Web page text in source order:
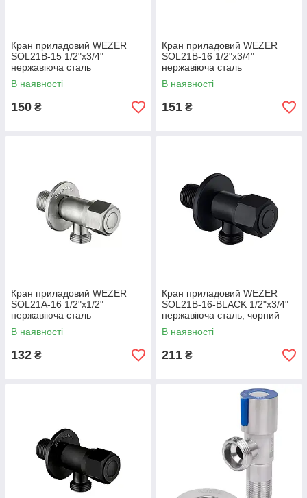
Кран приладовий WEZER
SOL21В-15 1/2"x3/4"
нержавіюча сталь
В наявності
150 ₴
Кран приладовий WEZER
SOL21В-16 1/2"x3/4"
нержавіюча сталь
В наявності
151 ₴
Кран приладовий WEZER
SOL21A-16 1/2"x1/2"
нержавіюча сталь
В наявності
132 ₴
Кран приладовий WEZER
SOL21В-16-BLACK 1/2"x3/4"
нержавіюча сталь, чорний
В наявності
211 ₴